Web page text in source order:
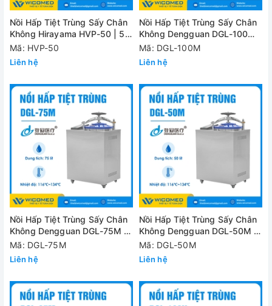
Nồi Hấp Tiệt Trùng Sấy Chân
Không Hirayama HVP-50 | 50
Lít
Mã: HVP-50
Liên hệ
Nồi Hấp Tiệt Trùng Sấy Chân
Không Dengguan DGL-100M |
100 Lít
Mã: DGL-100M
Liên hệ
Nồi Hấp Tiệt Trùng Sấy Chân
Không Dengguan DGL-75M |
75 Lít
Mã: DGL-75M
Liên hệ
Nồi Hấp Tiệt Trùng Sấy Chân
Không Dengguan DGL-50M |
50 Lít
Mã: DGL-50M
Liên hệ